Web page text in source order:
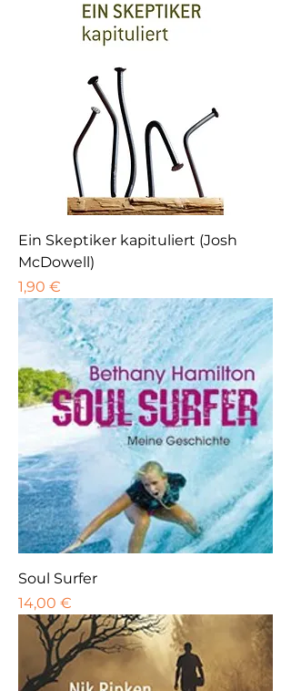
Ein Skeptiker kapituliert (Josh
McDowell)
Preis
1,90 €
Soul Surfer
Preis
14,00 €